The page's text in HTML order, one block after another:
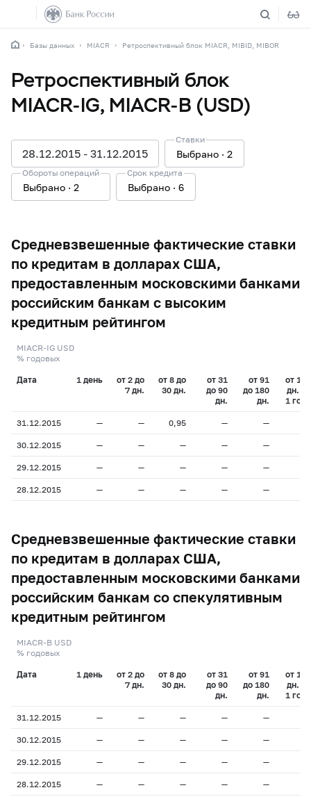
Базы данных MIACR Ретроспективный блок MIACR, MIBID, MIBOR
Ретроспективный блок
MIACR-IG, MIACR-B (USD)
28.12.2015 - 31.12.2015
Ставки
Выбрано 2
Обороты операций
Выбрано 2
Срок кредита
Выбрано 6
Средневзвешенные фактические ставки
по кредитам в долларах США,
предоставленным московскими банками
российским банкам с высоким
кредитным рейтингом
MIACR-IG USD
% годовых
Дата 1 день
от 2 до
7 дн.
от 8 до
30 дн.
от 31
до 90
дн.
от 91
до 180
дн.
от 181
дн. до
1 года
31.12.2015 — — 0,95 — —
30.12.2015 — — — — —
29.12.2015 — — — — —
28.12.2015 — — — — —
Средневзвешенные фактические ставки
по кредитам в долларах США,
предоставленным московскими банками
российским банкам со спекулятивным
кредитным рейтингом
MIACR-B USD
% годовых
Дата 1 день
от 2 до
7 дн.
от 8 до
30 дн.
от 31
до 90
дн.
от 91
до 180
дн.
от 181
дн. до
1 года
31.12.2015 — — — — —
30.12.2015 — — — — —
29.12.2015 — — — — —
28.12.2015 — — — — —